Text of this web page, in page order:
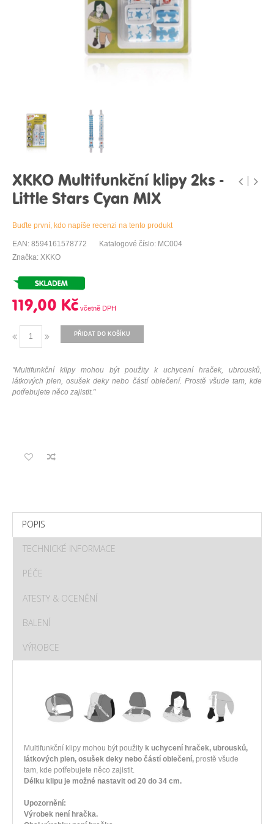
XKKO Multifunkční klipy 2ks -
Little Stars Cyan MIX
Buďte první, kdo napíše recenzi na tento produkt
EAN: 8594161578772
Katalogové číslo: MC004
Značka: XKKO
119,00 Kč
PŘIDAT DO KOŠÍKU
"Multifunkční klipy mohou být použity k uchycení hraček, ubrousků,
látkových plen, osušek deky nebo částí oblečení. Prostě všude tam, kde
potřebujete něco zajistit."
POPIS
TECHNICKÉ INFORMACE
PÉČE
ATESTY & OCENĚNÍ
BALENÍ
VÝROBCE
Multifunkční klipy mohou být použity k uchycení hraček, ubrousků,
látkových plen, osušek deky nebo částí oblečení, prostě všude
tam, kde potřebujete něco zajistit.
Délku klipu je možné nastavit od 20 do 34 cm.
Upozornění:
Výrobek není hračka.